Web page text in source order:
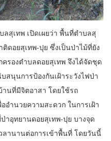
สุเทพ เปิดเผยว่า พื้นที่ตำบลสุ
ดอยสุเทพ-ปุย ซึ่งเป็นป่าไม้ที่ยัง
รองตำบลดอยสุเทพ จึงได้จัดชุด
สนุนการป้องกันเฝ้าระวังไฟป่า
นที่มีจิตอาสา โดยใช้รถ
อำนวยความสะดวก ในการเฝ้า
าอุทยานดอยสุเทพ-ปุย บางจุด
านานต่อการเข้าพื้นที่ โดยวันนี้